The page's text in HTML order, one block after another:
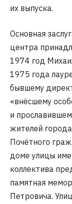
их выпуска.
Основная
центра
1974 год
1975 года
бывшему
«внёсшему
и
жителей
Почётного
доме улицы
коллектива
памятная
Петровича.